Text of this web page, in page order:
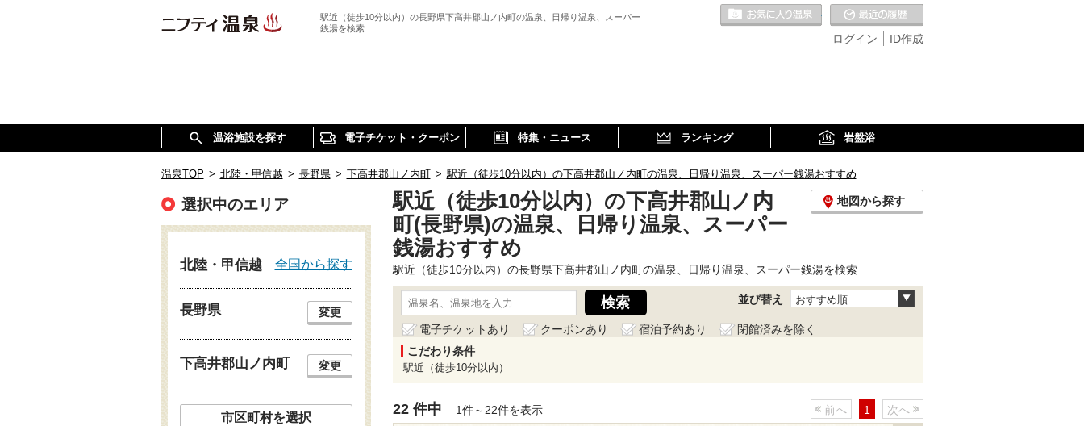
駅近（徒歩10分以内）の長野県下高井郡山ノ内町の温泉、日帰り温泉、スーパー
銭湯を検索
ID作成
ログイン
お気に入りの温泉
温浴施設を探す 電子チケット・クーポン 特集・ニュース ランキング 岩盤浴
温泉TOP > 北陸・甲信越 > 長野県 > 下高井郡山ノ内町 > 駅近（徒歩10分以内）の下高井郡山ノ内町の温泉、日帰り温泉、スーパー銭湯おすすめ
駅近（徒歩10分以内）の下高井郡山ノ内
町(長野県)の温泉、日帰り温泉、スーパー
銭湯おすすめ
地図から探す
駅近（徒歩10分以内）の長野県下高井郡山ノ内町の温泉、日帰り温泉、スーパー銭湯を検索
並び替え おすすめ順
電子チケットあり クーポンあり 宿泊予約あり
閉館済みを除く
こだわり条件
駅近（徒歩10分以内）
22 件中 1件～22件を表示 前へ 1 次へ
選択中のエリア
北陸・甲信越 全国から探す
長野県 変更
下高井郡山ノ内町 変更
市区町村を選択